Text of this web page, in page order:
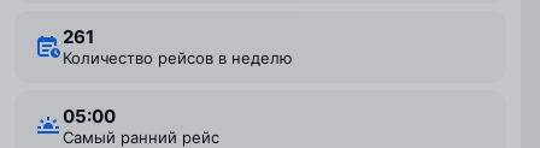
261
Количество рейсов в неделю
05:00
Самый ранний рейс